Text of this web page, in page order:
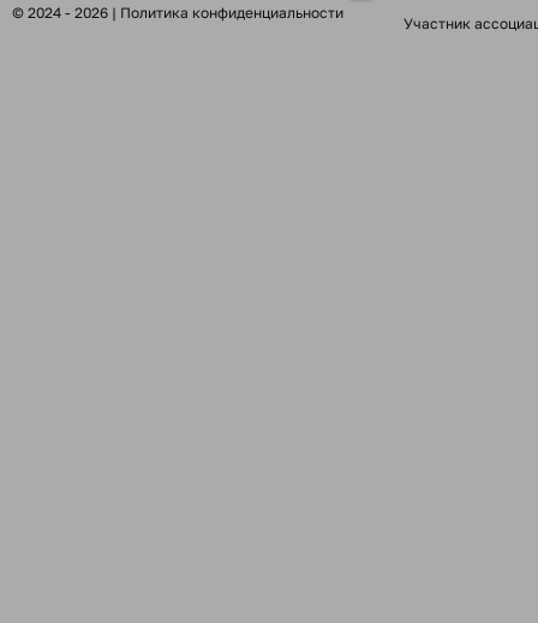
© 2024 - 2026 | Политика конфиденциальности
Участник